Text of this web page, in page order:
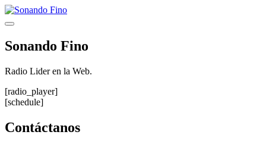
Saltar
al
Menú
Sonando Fino
Radio Lider en la Web.
[radio_player]
[schedule]
Contáctanos